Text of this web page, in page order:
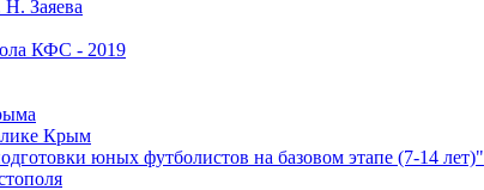
Заяева
КФС - 2019
Крым
юных футболистов на базовом этапе (7-14 лет)"